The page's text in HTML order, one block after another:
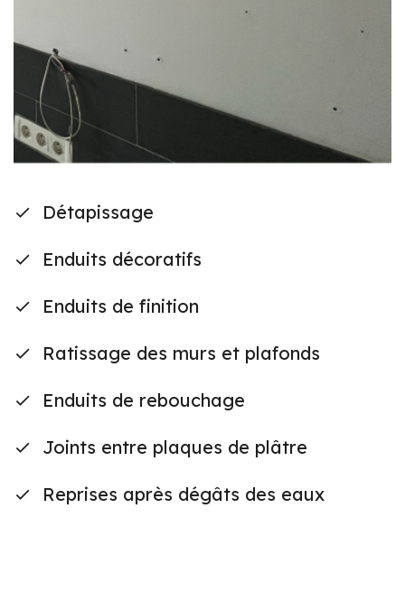
Détapissage
Enduits décoratifs
Enduits de finition
Ratissage des murs et plafonds
Enduits de rebouchage
Joints entre plaques de plâtre
Reprises après dégâts des eaux